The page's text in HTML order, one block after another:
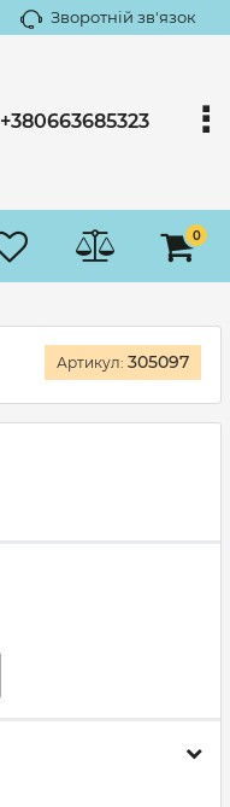
Зворотній зв'язок
+380663685323
0
Артикул: 305097